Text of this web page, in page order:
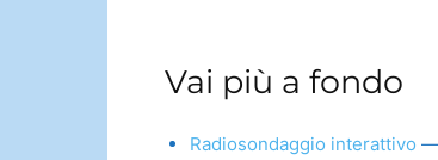
Vai più a fondo
Radiosondaggio interattivo —